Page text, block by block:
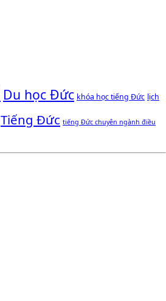
Du học Đức khóa học tiếng Đức lịch
Tiếng Đức tiếng Đức chuyên ngành điều